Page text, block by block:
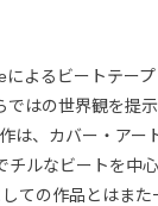
よるビートテー
はの世界観を提
は、カバー・アー
チルなビートを中
ての作品とはまた